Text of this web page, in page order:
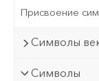
Присвоение
Символы
Символы